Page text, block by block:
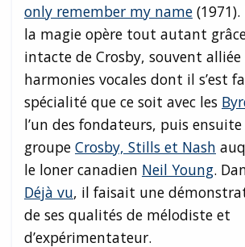
only remember my name
la magie opère tout autant
intacte de Crosby, souvent alliée
harmonies vocales dont il s’est
spécialité que ce soit avec les
l’un des fondateurs, puis
groupe Crosby, Stills et Nash
le loner canadien Neil Young.
Déjà vu, il faisait une
de ses qualités de mélodiste et
d’expérimentateur.